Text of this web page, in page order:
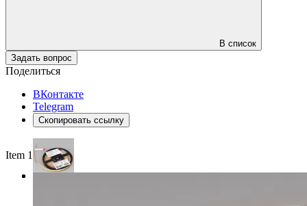
В список
Задать вопрос
Поделиться
ВКонтакте
Telegram
Скопировать ссылку
Item 1 of 3